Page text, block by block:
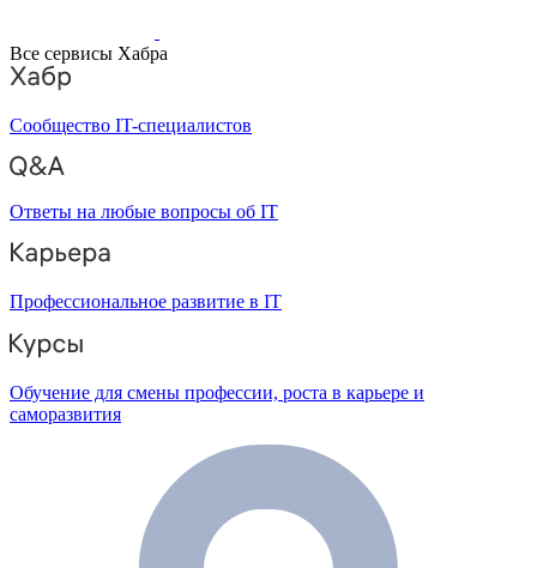
Все сервисы Хабра
Сообщество IT-специалистов
Ответы на любые вопросы об IT
Профессиональное развитие в IT
Обучение для смены профессии, роста в карьере и
саморазвития